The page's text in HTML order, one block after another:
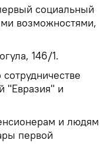
социальный
возможностями,
146/1.
"Евразия" и
и
первой